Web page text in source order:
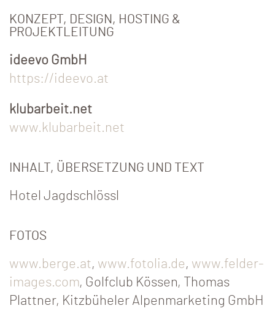
KONZEPT, DESIGN, HOSTING &
PROJEKTLEITUNG
ideevo GmbH
https://ideevo.at
klubarbeit.net
www.klubarbeit.net
INHALT, ÜBERSETZUNG UND TEXT
Hotel Jagdschlössl
FOTOS
www.berge.at, www.fotolia.de, www.felder-
images.com, Golfclub Kössen, Thomas
Plattner, Kitzbüheler Alpenmarketing GmbH